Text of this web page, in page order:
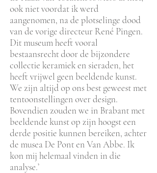
ook niet voordat ik werd
aangenomen, na de plotselinge dood
van de vorige directeur René Pingen.
Dit museum heeft vooral
bestaansrecht door de bijzondere
collectie keramiek en sieraden, het
heeft vrijwel geen beeldende kunst.
We zijn altijd op ons best geweest met
tentoonstellingen over design.
Bovendien zouden we in Brabant met
beeldende kunst op zijn hoogst een
derde positie kunnen bereiken, achter
de musea De Pont en Van Abbe. Ik
kon mij helemaal vinden in die
analyse.’